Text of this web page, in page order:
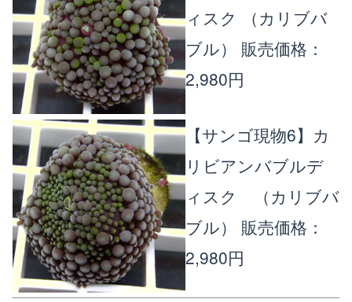
ィスク （カリブバ
ブル）
販売価格：
2,980円
【サンゴ現物6】カ
リビアンバブルデ
ィスク （カリブバ
ブル）
販売価格：
2,980円